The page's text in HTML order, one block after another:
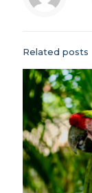
Related posts